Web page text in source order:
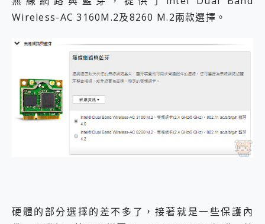
Wireless-AC 3160M.2及8260 M.2兩款選擇。
硬體的部分選擇的差不多了，接著就是一些保護內